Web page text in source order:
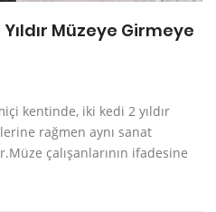
Müzeye Girmeye
kentinde, iki kedi 2 yıldır
rağmen aynı sanat
çalışanlarının ifadesine